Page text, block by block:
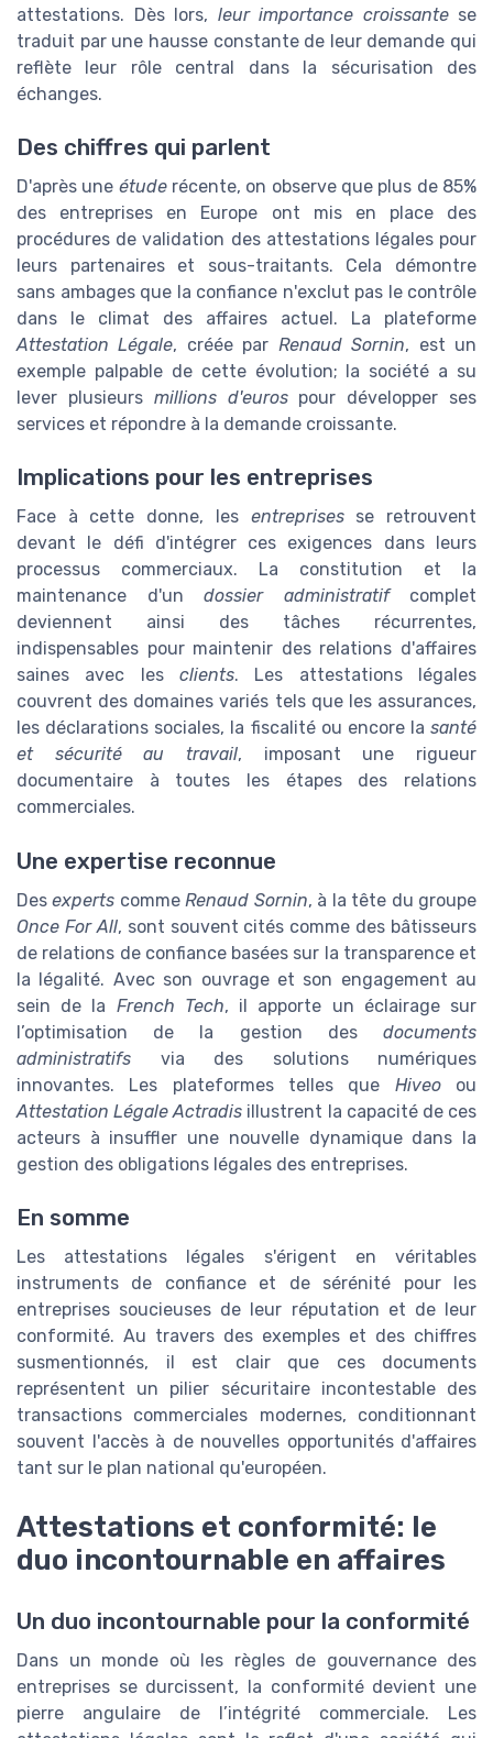
attestations. Dès lors, leur importance croissantese
traduit par une hausse constante de leur demande qui
reflète leur rôle central dans la sécurisation des
échanges.
Des chiffres qui parlent
D'après une étuderécente, on observe que plus de 85%
des entreprises en Europe ont mis en place des
procédures de validation des attestations légales pour
leurs partenaires et sous-traitants. Cela démontre
sans ambages que la confiance n'exclut pas le contrôle
dans le climat des affaires actuel. La plateforme
Attestation Légale, créée par Renaud Sornin, est un
exemple palpable de cette évolution; la société a su
lever plusieurs millions d'eurospour développer ses
services et répondre à la demande croissante.
Implications pour les entreprises
Face à cette donne, les entreprisesse retrouvent
devant le défi d'intégrer ces exigences dans leurs
processus commerciaux. La constitution et la
maintenance d'un dossier administratifcomplet
deviennent ainsi des tâches récurrentes,
indispensables pour maintenir des relations d'affaires
saines avec les clients. Les attestations légales
couvrent des domaines variés tels que les assurances,
les déclarations sociales, la fiscalité ou encore la santé
et sécurité au travail, imposant une rigueur
documentaire à toutes les étapes des relations
commerciales.
Une expertise reconnue
Desexperts comme Renaud Sornin, à la tête du groupe
Once For All, sont souvent cités comme des bâtisseurs
de relations de confiance basées sur la transparence et
la légalité. Avec son ouvrage et son engagement au
sein de la French Tech, il apporte un éclairage sur
l’optimisation de la gestion des documents
administratifs via des solutions numériques
innovantes. Les plateformes telles que Hiveoou
Attestation Légale Actradis illustrent la capacité de ces
acteurs à insuffler une nouvelle dynamique dans la
gestion des obligations légales des entreprises.
En somme
Les attestations légales s'érigent en véritables
instruments de confiance et de sérénité pour les
entreprises soucieuses de leur réputation et de leur
conformité. Au travers des exemples et des chiffres
susmentionnés, il est clair que ces documents
représentent un pilier sécuritaire incontestable des
transactions commerciales modernes, conditionnant
souvent l'accès à de nouvelles opportunités d'affaires
tant sur le plan national qu'européen.
Attestations et conformité: le
duo incontournable en affaires
Un duo incontournable pour la conformité
Dans un monde où les règles de gouvernance des
entreprises se durcissent, la conformité devient une
pierre angulaire de l’intégrité commerciale. Les